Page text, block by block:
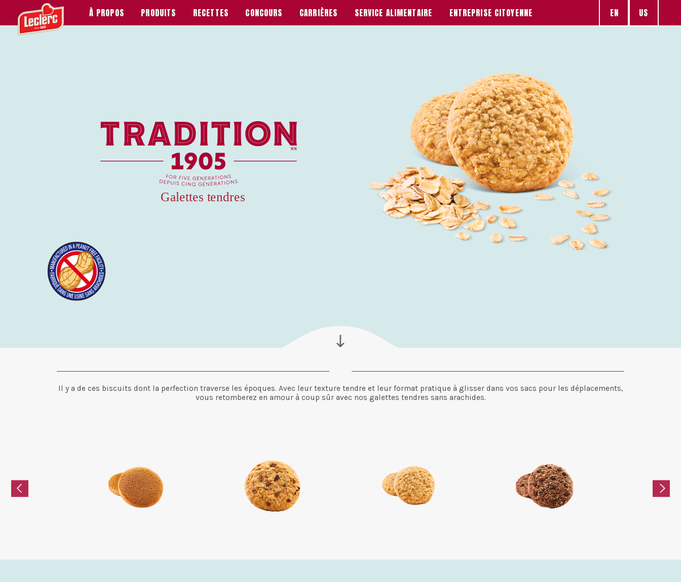
À PROPOS PRODUITS RECETTES CONCOURS CARRIÈRES SERVICE ALIMENTAIRE ENTREPRISE CITOYENNE EN US
Il y a de ces biscuits dont la perfection traverse les époques. Avec leur texture tendre et leur format pratique à glisser dans vos sacs pour les déplacements,
vous retomberez en amour à coup sûr avec nos galettes tendres sans arachides.